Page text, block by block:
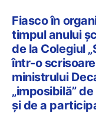
Fiasco în
timpul anului
de la Colegiul
într-o
ministrului
„imposibilă”
și de a